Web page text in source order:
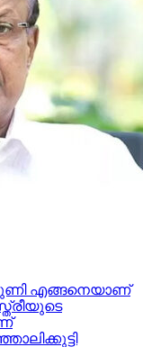
തുണി എങ്ങനെയാണ്